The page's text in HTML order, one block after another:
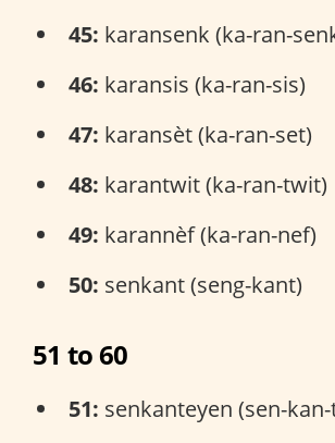
45: karansenk (ka-ran-
46: karansis (ka-ran-sis)
47: karansèt (ka-ran-set)
48: karantwit (ka-ran-twit)
49: karannèf (ka-ran-nef)
50: senkant (seng-kant)
51 to 60
51: senkanteyen (sen-